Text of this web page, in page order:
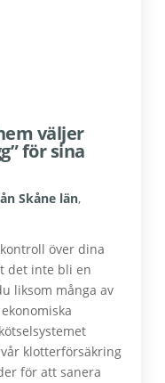
väljer
för sina
Skåne län,
över dina
det inte bli en
liksom många av
klotterförsäkring
för att sanera